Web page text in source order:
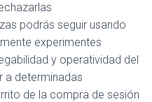
podrás seguir usando
experimentes
y operatividad del
a determinadas
de la compra de sesión